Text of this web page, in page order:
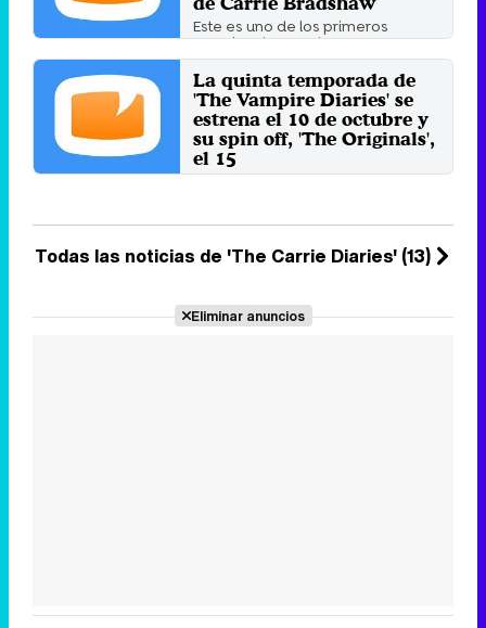
Este es uno de los primeros
papeles de Wood, que
proximamente aparecerá en
'Girls' y ...
Sábado 17 Agosto 2013 17:35
La quinta temporada de
'The Vampire Diaries' se
estrena el 10 de octubre y
su spin off, 'The Originals',
el 15
Listado completo con las fechas
Todas las noticias de 'The Carrie Diaries' (13)
Eliminar anuncios